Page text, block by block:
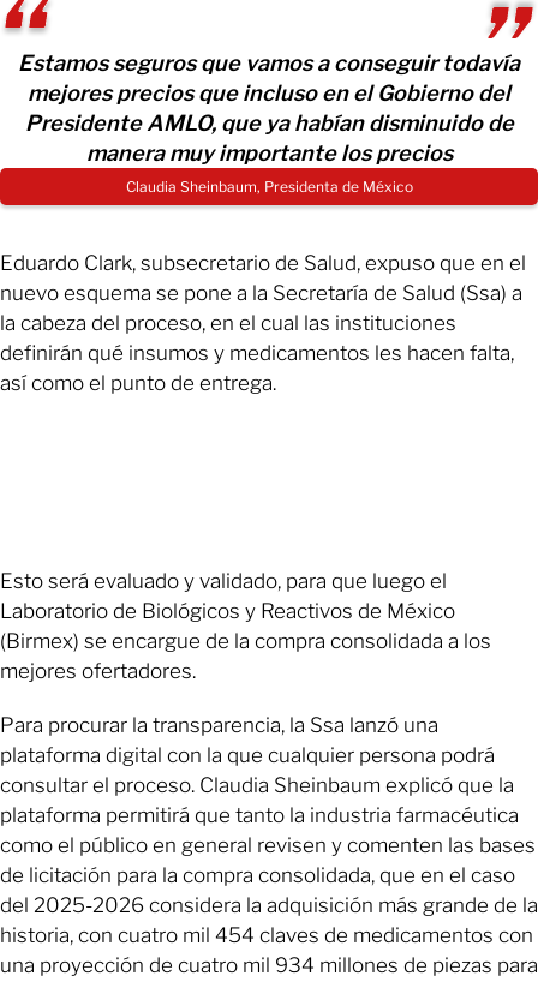
Estamos seguros que vamos a conseguir todavía
mejores precios que incluso en el Gobierno del
Presidente AMLO, que ya habían disminuido de
manera muy importante los precios
Claudia Sheinbaum, Presidenta de México
Eduardo Clark, subsecretario de Salud, expuso que en el
nuevo esquema se pone a la Secretaría de Salud (Ssa) a
la cabeza del proceso, en el cual las instituciones
definirán qué insumos y medicamentos les hacen falta,
así como el punto de entrega.
Esto será evaluado y validado, para que luego el
Laboratorio de Biológicos y Reactivos de México
(Birmex) se encargue de la compra consolidada a los
mejores ofertadores.
Para procurar la transparencia, la Ssa lanzó una
plataforma digital con la que cualquier persona podrá
consultar el proceso. Claudia Sheinbaum explicó que la
plataforma permitirá que tanto la industria farmacéutica
como el público en general revisen y comenten las bases
de licitación para la compra consolidada, que en el caso
del 2025-2026 considera la adquisición más grande de la
historia, con cuatro mil 454 claves de medicamentos con
una proyección de cuatro mil 934 millones de piezas para